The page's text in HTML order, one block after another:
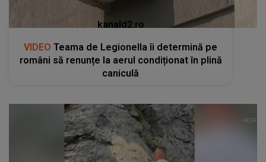
kanald2.ro
VIDEO Teama de Legionella îi determină pe
români să renunțe la aerul condiționat în plină
caniculă